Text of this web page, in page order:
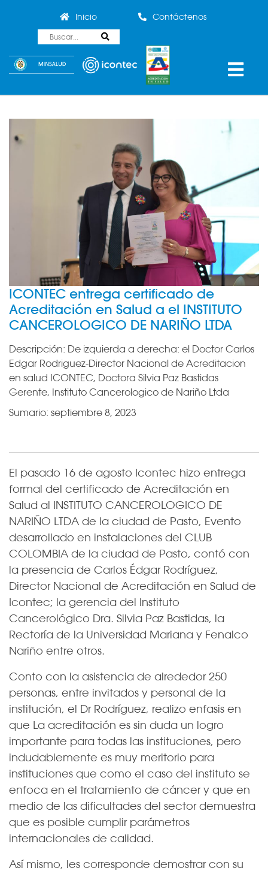
Inicio Contáctenos
ICONTEC entrega certificado de
Acreditación en Salud a el INSTITUTO
CANCEROLOGICO DE NARIÑO LTDA
Descripción: De izquierda a derecha: el Doctor Carlos
Edgar Rodriguez-Director Nacional de Acreditacion
en salud ICONTEC, Doctora Silvia Paz Bastidas
Gerente, Instituto Cancerologico de Nariño Ltda
Sumario: septiembre 8, 2023
El pasado 16 de agosto Icontec hizo entrega
formal del certificado de Acreditación en
Salud al INSTITUTO CANCEROLOGICO DE
NARIÑO LTDA de la ciudad de Pasto, Evento
desarrollado en instalaciones del CLUB
COLOMBIA de la ciudad de Pasto, contó con
la presencia de Carlos Édgar Rodríguez,
Director Nacional de Acreditación en Salud de
Icontec; la gerencia del Instituto
Cancerológico Dra. Silvia Paz Bastidas, la
Rectoría de la Universidad Mariana y Fenalco
Nariño entre otros.
Conto con la asistencia de alrededor 250
personas, entre invitados y personal de la
institución, el Dr Rodríguez, realizo enfasis en
que La acreditación es sin duda un logro
importante para todas las instituciones, pero
indudablemente es muy meritorio para
instituciones que como el caso del instituto se
enfoca en el tratamiento de cáncer y que en
medio de las dificultades del sector demuestra
que es posible cumplir parámetros
internacionales de calidad.
Así mismo, les corresponde demostrar con su